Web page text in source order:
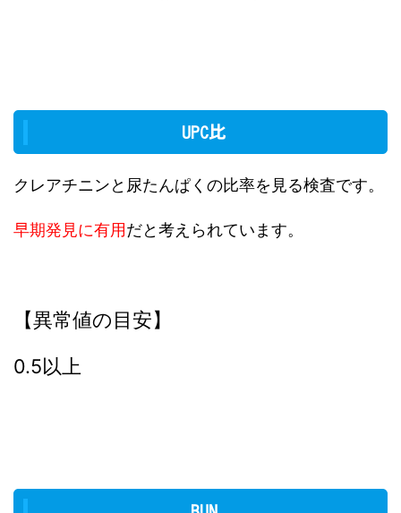
UPC比
クレアチニンと尿たんぱくの比率を見る検査です。
早期発見に有用だと考えられています。
【異常値の目安】
0.5以上